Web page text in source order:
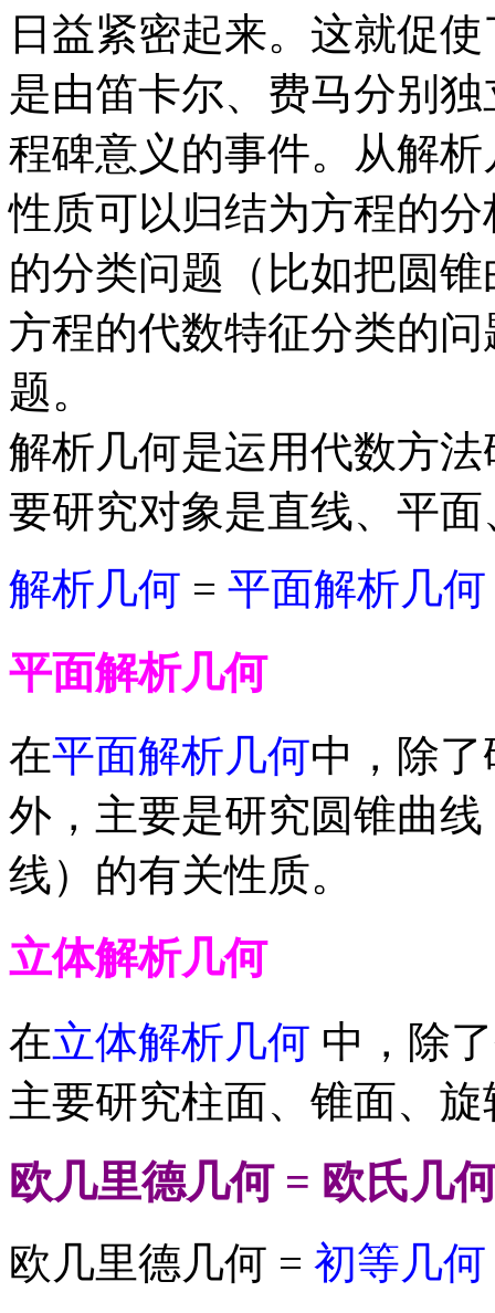
日益紧密起来。这就促
是由笛卡尔、费马分别
程碑意义的事件。从解
性质可以归结为方程的
的分类问题（比如把圆
方程的代数特征分类的
题。
解析几何是运用代数方
要研究对象是直线、平
解析几何 = 平面解析几何
平面解析几何
在平面解析几何中，除
外，主要是研究圆锥曲
线）的有关性质。
立体解析几何
在立体解析几何 中，除
主要研究柱面、锥面、
欧几里德几何 = 欧氏几
欧几里德几何 = 初等几何